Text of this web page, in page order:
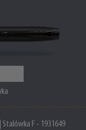
Stalówka F - 1931649